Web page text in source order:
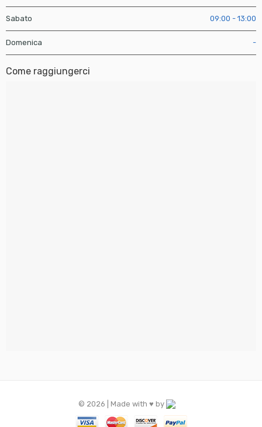
Sabato 09:00 - 13:00
Domenica -
Come raggiungerci
© 2026 | Made with ♥️ by